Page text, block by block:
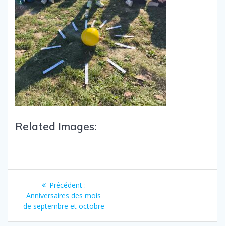
Related Images:
Précédent :
Anniversaires des mois
de septembre et octobre